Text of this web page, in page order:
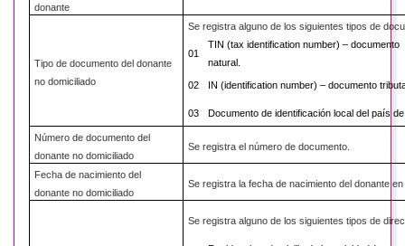
donante
Tipo de documento del donante
no domiciliado
Se registra alguno de los siguientes tipos de
01
TIN (tax identification number) –
natural.
02 IN (identification number) – documento
03 Documento de identificación local del país
Número de documento del
donante no domiciliado
Se registra el número de documento.
Fecha de nacimiento del
donante no domiciliado
Se registra la fecha de nacimiento del donante
Se registra alguno de los siguientes tipos de